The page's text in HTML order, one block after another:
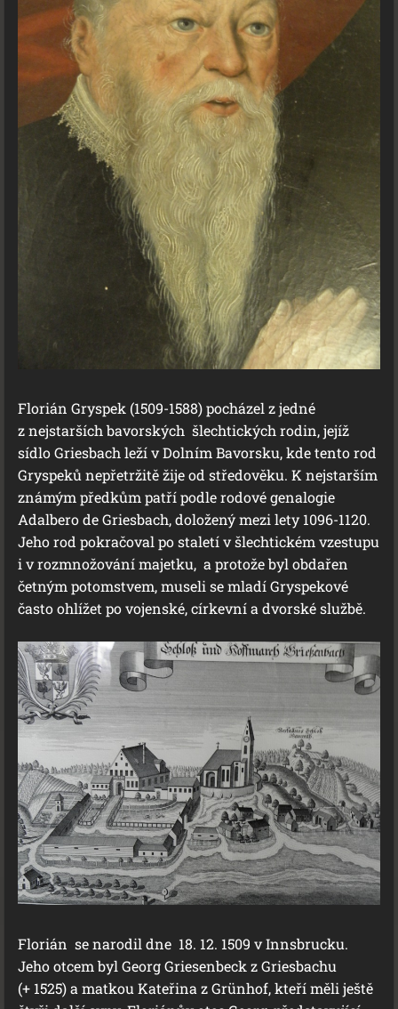
Florián Gryspek (1509-1588) pocházel z jedné
z nejstarších bavorských šlechtických rodin, jejíž
sídlo Griesbach leží v Dolním Bavorsku, kde tento rod
Gryspeků nepřetržitě žije od středověku. K nejstarším
známým předkům patří podle rodové genalogie
Adalbero de Griesbach, doložený mezi lety 1096-1120.
Jeho rod pokračoval po staletí v šlechtickém vzestupu
i v rozmnožování majetku, a protože byl obdařen
četným potomstvem, museli se mladí Gryspekové
často ohlížet po vojenské, církevní a dvorské službě.
Florián se narodil dne 18. 12. 1509 v Innsbrucku.
Jeho otcem byl Georg Griesenbeck z Griesbachu
(+ 1525) a matkou Kateřina z Grünhof, kteří měli ještě